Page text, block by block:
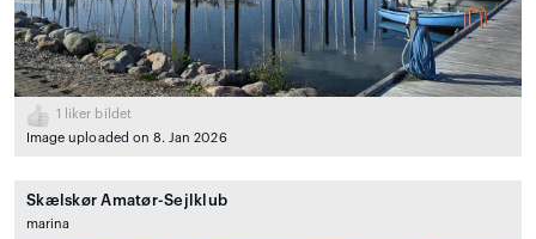
1
liker bildet
Image uploaded on 8. Jan 2026
Skælskør Amatør-Sejlklub
marina